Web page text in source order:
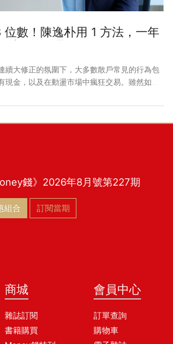
數！陳逸朴用 1 方法，一年
看盤、不選股，每月還有 3
續大修正的氛圍下，大多數散戶常見的行為包
現金，以及在動盪市場中瘋狂交易。雖然如
冷靜地執行逢低加碼，例如基金教母蕭碧燕、
禮軒；但也有部分投資人以不變應萬變，不建
事對市場的干擾為例，中美貿易戰、俄烏戰
估何時結束，但根據過往經驗，地緣政治對股
錢》2026年8月號第227期
組合 訂閱當期
商城
雜誌訂閱
書籍購買
會員中心
訂單查詢
購物車